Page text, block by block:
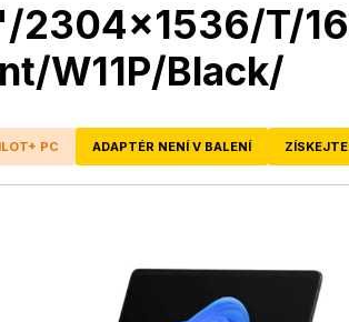
2304x1536/T/
W11P/Black/
PC ADAPTÉR NENÍ V BALENÍ